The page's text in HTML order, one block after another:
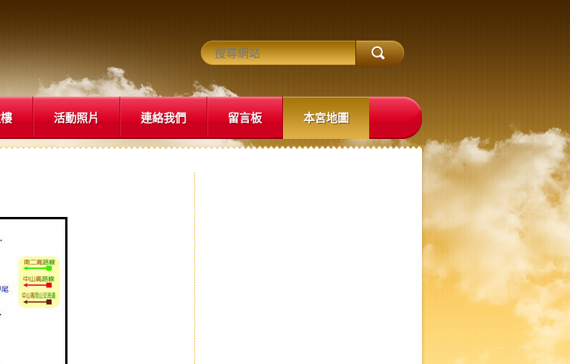
活動照片 連絡我們 留言板 本宮地圖